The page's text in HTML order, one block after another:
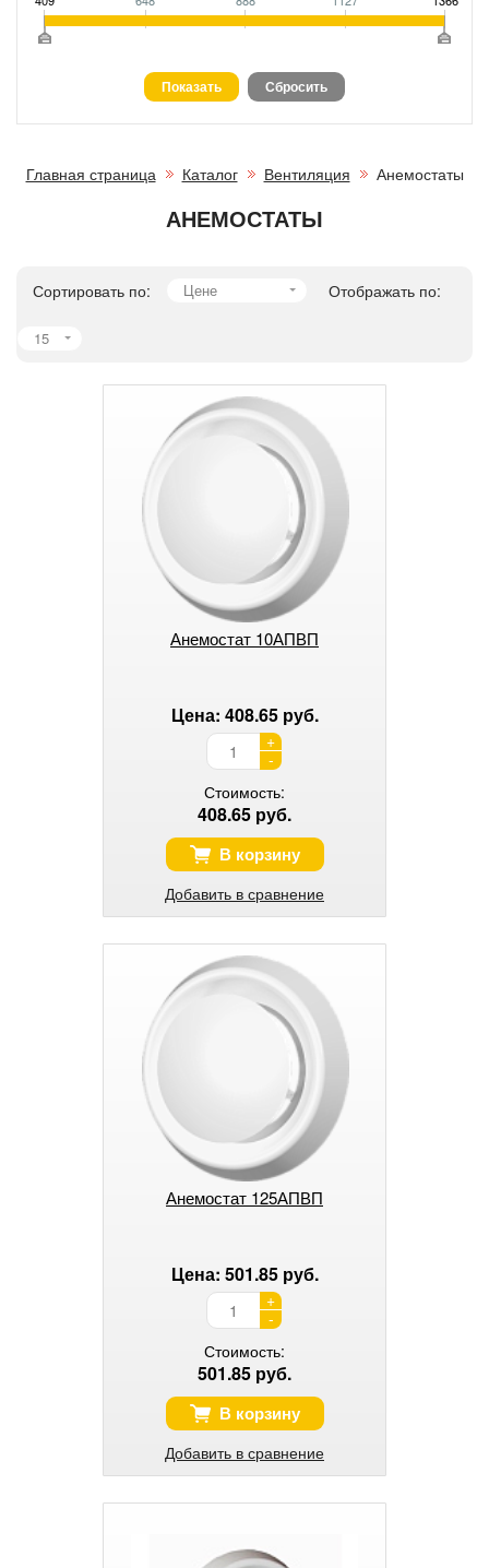
Главная страница Каталог Вентиляция Анемостаты
АНЕМОСТАТЫ
Сортировать по: Цене Отображать по:
15
Анемостат 10АПВП
Цена: 408.65 руб.
+
-
Стоимость:
408.65 руб.
В корзину
Добавить в сравнение
Анемостат 125АПВП
Цена: 501.85 руб.
+
-
Стоимость:
501.85 руб.
В корзину
Добавить в сравнение